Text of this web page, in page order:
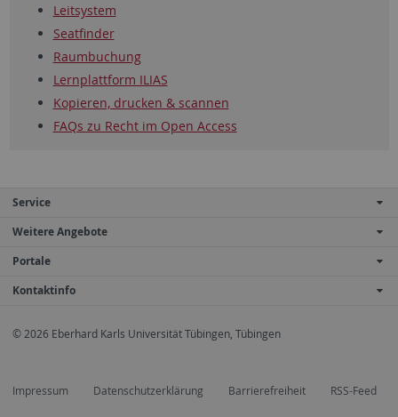
Leitsystem
Seatfinder
Raumbuchung
Lernplattform ILIAS
Kopieren, drucken & scannen
FAQs zu Recht im Open Access
Service
Weitere Angebote
Portale
Kontaktinfo
© 2026 Eberhard Karls Universität Tübingen, Tübingen
Impressum Datenschutzerklärung Barrierefreiheit RSS-Feed